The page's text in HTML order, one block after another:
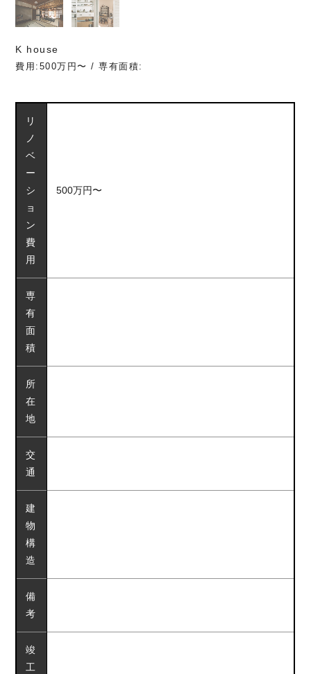
K house
費用:500万円〜 / 専有面積:
リ
ノ
ベ
ー
シ
ョ
ン
費
用
500万円〜
専
有
面
積
所
在
地
交
通
建
物
構
造
備
考
竣
工